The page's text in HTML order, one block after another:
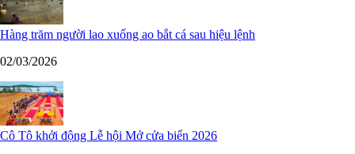
Hàng trăm người lao xuống ao bắt cá sau hiệu lệnh
02/03/2026
Cô Tô khởi động Lễ hội Mở cửa biển 2026